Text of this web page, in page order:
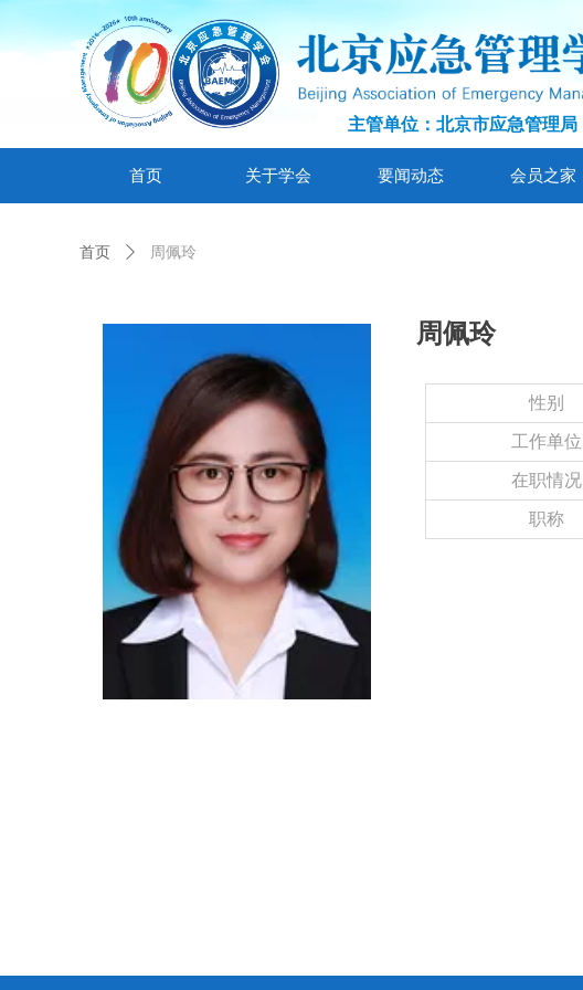
主管单位：北京市应急管理局
首页 关于学会 要闻动态 会员之家
首页 ꄲ 周佩玲
周佩玲
性别
工作单位
在职情况
职称